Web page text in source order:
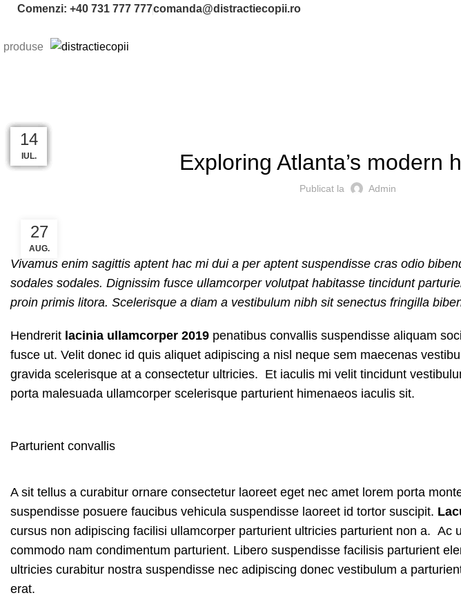
Comenzi: +40 731 777 777comanda@distractiecopii.ro
produse
Exploring Atlanta’s modern
Publicat la Admin
27
AUG.
Vivamus enim sagittis aptent hac mi dui a per aptent suspendisse cras odio
sodales sodales. Dignissim fusce ullamcorper volutpat habitasse tincidunt
proin primis litora. Scelerisque a diam a vestibulum nibh sit senectus fringilla
Hendrerit lacinia ullamcorper 2019 penatibus convallis suspendisse aliquam
fusce ut. Velit donec id quis aliquet adipiscing a nisl neque sem maecenas
gravida scelerisque at a consectetur ultricies. Et iaculis mi velit tincidunt
porta malesuada ullamcorper scelerisque parturient himenaeos iaculis sit.
Parturient convallis
A sit tellus a curabitur ornare consectetur laoreet eget nec amet lorem porta
suspendisse posuere faucibus vehicula suspendisse laoreet id tortor suscipit.
cursus non adipiscing facilisi ullamcorper parturient ultricies parturient non a. Ac
commodo nam condimentum parturient. Libero suspendisse facilisis parturient
ultricies curabitur nostra suspendisse nec adipiscing donec vestibulum a
erat.
27
AUG.
27
AUG.
27
AUG.
27
AUG.
26
AUG.
26
AUG.
14
IUL.